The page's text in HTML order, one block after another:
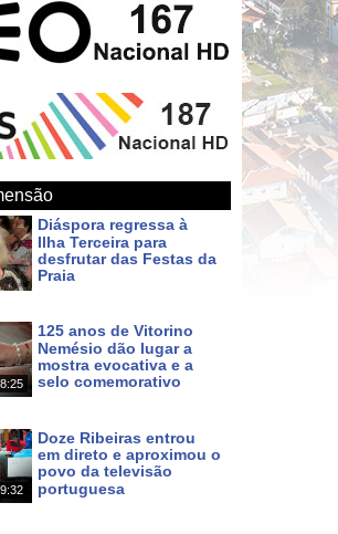
Diáspora regressa à
Ilha Terceira para
desfrutar das Festas da
Praia
125 anos de Vitorino
Nemésio dão lugar a
mostra evocativa e a
selo comemorativo
Doze Ribeiras entrou
em direto e aproximou o
povo da televisão
portuguesa